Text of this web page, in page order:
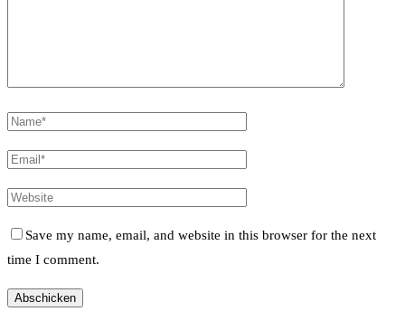
Save my name, email, and website in this browser for the next
time I comment.